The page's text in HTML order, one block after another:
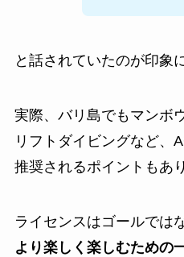
と話されていたのが印象
実際、バリ島でもマンボ
リフトダイビングなど、
推奨されるポイントもあ
ライセンスはゴールでは
より楽しく楽しむための